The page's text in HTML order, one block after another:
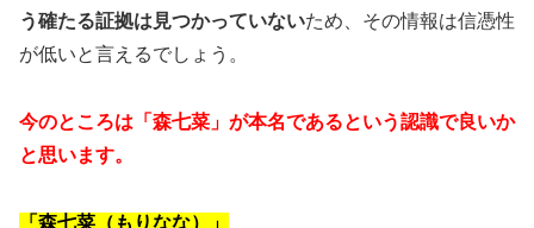
う確たる証拠は見つかっていないため、その情報は信憑性
が低いと言えるでしょう。
今のところは「森七菜」が本名であるという認識で良いか
と思います。
「森七菜（もりなな）」